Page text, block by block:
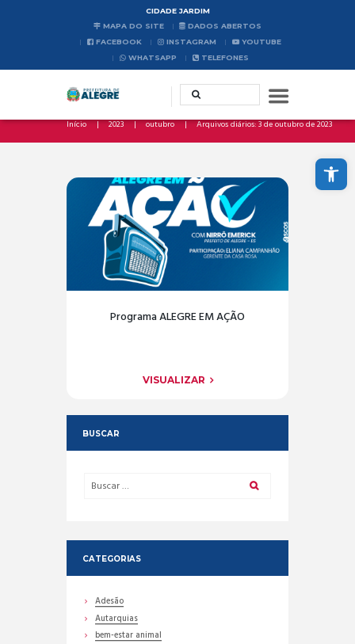
Abrir a barra de ferramentas
CIDADE JARDIM
MAPA DO SITE
DADOS ABERTOS
FACEBOOK
INSTAGRAM
YOUTUBE
WHATSAPP
TELEFONES
Início 2023 outubro Arquivos diários: 3 de outubro de 2023
Programa ALEGRE EM AÇÃO
VISUALIZAR
BUSCAR
CATEGORIAS
Adesão
Autarquias
bem-estar animal